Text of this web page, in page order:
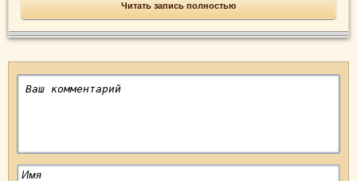
Читать запись полностью